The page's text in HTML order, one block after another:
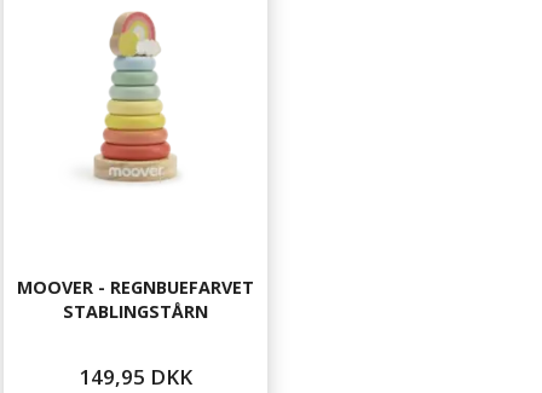
MOOVER - REGNBUEFARVET
STABLINGSTÅRN
149,95 DKK